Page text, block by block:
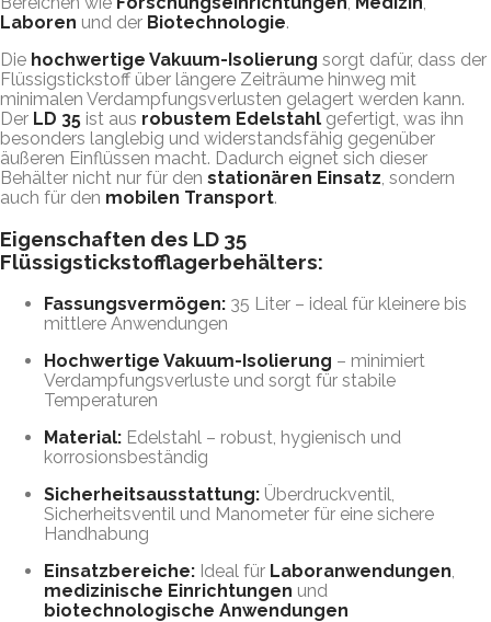
Laboren und der Biotechnologie.
Die hochwertige Vakuum-Isolierung sorgt dafür, dass der
Flüssigstickstoff über längere Zeiträume hinweg mit
minimalen Verdampfungsverlusten gelagert werden kann.
Der LD 35 ist aus robustem Edelstahl gefertigt, was ihn
besonders langlebig und widerstandsfähig gegenüber
äußeren Einflüssen macht. Dadurch eignet sich dieser
Behälter nicht nur für den stationären Einsatz , sondern
auch für den mobilen Transport.
Eigenschaften des LD 35
Flüssigstickstofflagerbehälters:
Fassungsvermögen: 35 Liter – ideal für kleinere bis
mittlere Anwendungen
Hochwertige Vakuum-Isolierung – minimiert
Verdampfungsverluste und sorgt für stabile
Temperaturen
Material: Edelstahl – robust, hygienisch und
korrosionsbeständig
Sicherheitsausstattung: Überdruckventil,
Sicherheitsventil und Manometer für eine sichere
Handhabung
Einsatzbereiche: Ideal für Laboranwendungen,
medizinische Einrichtungen und
biotechnologische Anwendungen